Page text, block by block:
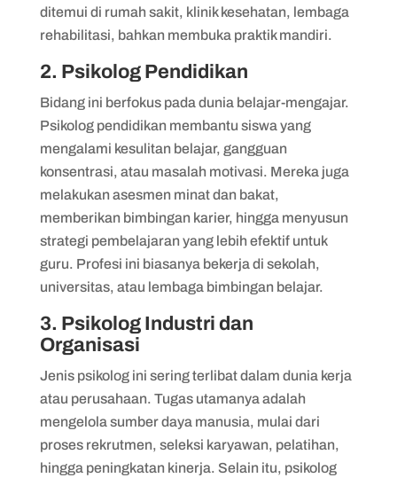
ditemui di rumah sakit, klinik kesehatan, lembaga
rehabilitasi, bahkan membuka praktik mandiri.
2. Psikolog Pendidikan
Bidang ini berfokus pada dunia belajar-mengajar.
Psikolog pendidikan membantu siswa yang
mengalami kesulitan belajar, gangguan
konsentrasi, atau masalah motivasi. Mereka juga
melakukan asesmen minat dan bakat,
memberikan bimbingan karier, hingga menyusun
strategi pembelajaran yang lebih efektif untuk
guru. Profesi ini biasanya bekerja di sekolah,
universitas, atau lembaga bimbingan belajar.
3. Psikolog Industri dan
Organisasi
Jenis psikolog ini sering terlibat dalam dunia kerja
atau perusahaan. Tugas utamanya adalah
mengelola sumber daya manusia, mulai dari
proses rekrutmen, seleksi karyawan, pelatihan,
hingga peningkatan kinerja. Selain itu, psikolog